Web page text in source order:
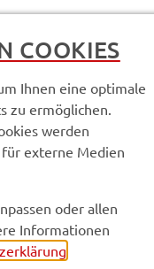
COOKIES
Ihnen eine optimale
zu ermöglichen.
werden
externe Medien
oder allen
Informationen